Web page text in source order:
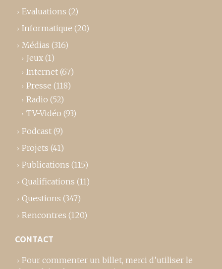
Evaluations (2)
Informatique (20)
Médias (316)
Jeux (1)
Internet (67)
Presse (118)
Radio (52)
TV-Vidéo (93)
Podcast (9)
Projets (41)
Publications (115)
Qualifications (11)
Questions (347)
Rencontres (120)
CONTACT
Pour commenter un billet, merci d’utiliser le